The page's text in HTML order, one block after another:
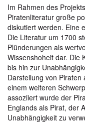
Im Rahmen des
Piratenliteratur große
diskutiert werden. Eine
Die Literatur um 1700
Plünderungen als
Wissenshoheit dar. Die
bis hin zur
Darstellung von Piraten
einem weiteren
assoziiert wurde der
Englands als Pirat, der
Unabhängigkeit zu